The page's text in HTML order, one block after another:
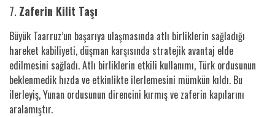
7. Zaferin Kilit Taşı
Büyük Taarruz’un başarıya ulaşmasında atlı birliklerin sağladığı
hareket kabiliyeti, düşman karşısında stratejik avantaj elde
edilmesini sağladı. Atlı birliklerin etkili kullanımı, Türk ordusunun
beklenmedik hızda ve etkinlikte ilerlemesini mümkün kıldı. Bu
ilerleyiş, Yunan ordusunun direncini kırmış ve zaferin kapılarını
aralamıştır.